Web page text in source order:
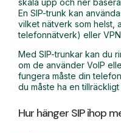
En SIP-trunk kan
vilket nätverk som helst,
telefonnätverk) eller
Med SIP-trunkar kan du
om de använder VoIP
fungera måste din
du måste ha en
Hur hänger SIP ihop